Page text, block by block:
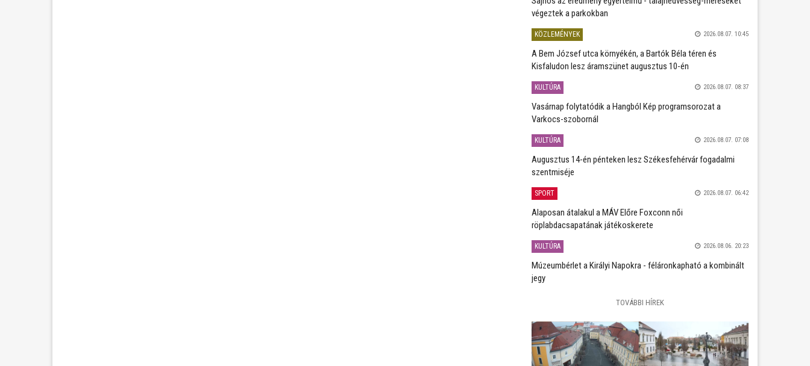
végeztek a parkokban
KÖZLEMÉNYEK 2026.08.07. 10:45
A Bem József utca környékén, a Bartók Béla téren és
Kisfaludon lesz áramszünet augusztus 10-én
KULTÚRA 2026.08.07. 08:37
Vasárnap folytatódik a Hangból Kép programsorozat a
Varkocs-szobornál
KULTÚRA 2026.08.07. 07:08
Augusztus 14-én pénteken lesz Székesfehérvár fogadalmi
szentmiséje
SPORT 2026.08.07. 06:42
Alaposan átalakul a MÁV Előre Foxconn női
röplabdacsapatának játékoskerete
KULTÚRA 2026.08.06. 20:23
Múzeumbérlet a Királyi Napokra - féláronkapható a kombinált
jegy
TOVÁBBI HÍREK